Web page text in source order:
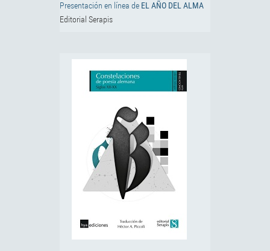
Presentación en línea de EL AÑO DEL ALMA
Editorial Serapis